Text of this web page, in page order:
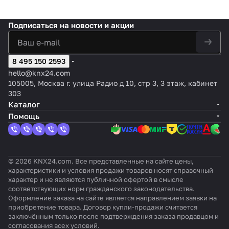
агрегато
в
Mitsubis
системы
управле
ния KNX
TP-1
LG
VR
F
инт
ер
фе
X
VRF к
KNX
с
чным
и
вход
разъ
ему
CN)
ров
HITAC
рческ
серий
конди
ционе
ECOi &
IB для
конди
ercial
IB для
конди
(Dome
KNX/
ИК,
конд
ми
мод
еле
еро
KIN
кса
Дай
кин
Dom
Подписаться на новости и акции
8 495 150 2593
hello@knx24.com
105005, Москва г. улица Радио д 10, стр 3, 3 этаж, кабинет
303
Каталог
Помощь
© 2026 KNX24.com. Все представленные на сайте цены,
характеристики и условия продажи товаров носят справочный
характер и не являются публичной офертой в смысле
соответствующих норм гражданского законодательства.
Оформление заказа на сайте является направлением заявки на
приобретение товара. Договор купли-продажи считается
заключённым только после подтверждения заказа продавцом и
согласования всех условий.